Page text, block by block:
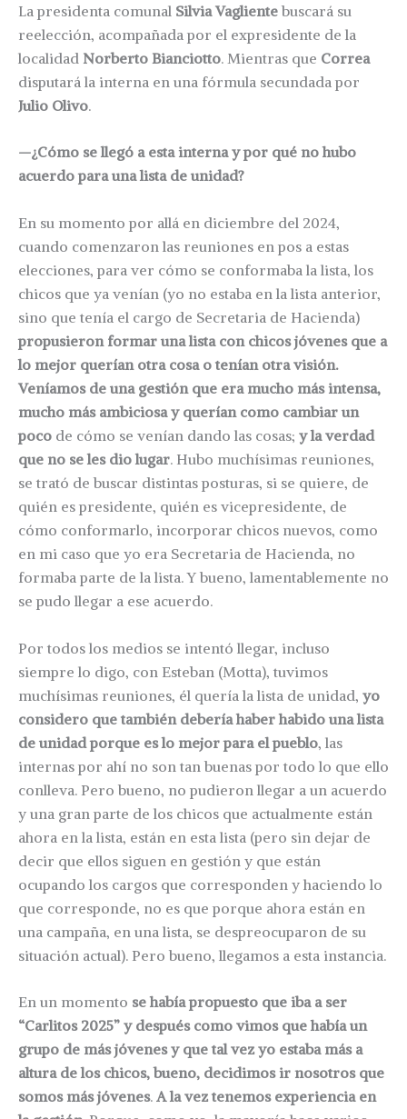
La presidenta comunal Silvia Vagliente buscará su
reelección, acompañada por el expresidente de la
localidad Norberto Bianciotto. Mientras que Correa
disputará la interna en una fórmula secundada por
Julio Olivo.
—¿Cómo se llegó a esta interna y por qué no hubo
acuerdo para una lista de unidad?
En su momento por allá en diciembre del 2024,
cuando comenzaron las reuniones en pos a estas
elecciones, para ver cómo se conformaba la lista, los
chicos que ya venían (yo no estaba en la lista anterior,
sino que tenía el cargo de Secretaria de Hacienda)
propusieron formar una lista con chicos jóvenes que a
lo mejor querían otra cosa o tenían otra visión.
Veníamos de una gestión que era mucho más intensa,
mucho más ambiciosa y querían como cambiar un
poco de cómo se venían dando las cosas; y la verdad
que no se les dio lugar. Hubo muchísimas reuniones,
se trató de buscar distintas posturas, si se quiere, de
quién es presidente, quién es vicepresidente, de
cómo conformarlo, incorporar chicos nuevos, como
en mi caso que yo era Secretaria de Hacienda, no
formaba parte de la lista. Y bueno, lamentablemente no
se pudo llegar a ese acuerdo.
Por todos los medios se intentó llegar, incluso
siempre lo digo, con Esteban (Motta), tuvimos
muchísimas reuniones, él quería la lista de unidad, yo
considero que también debería haber habido una lista
de unidad porque es lo mejor para el pueblo, las
internas por ahí no son tan buenas por todo lo que ello
conlleva. Pero bueno, no pudieron llegar a un acuerdo
y una gran parte de los chicos que actualmente están
ahora en la lista, están en esta lista (pero sin dejar de
decir que ellos siguen en gestión y que están
ocupando los cargos que corresponden y haciendo lo
que corresponde, no es que porque ahora están en
una campaña, en una lista, se despreocuparon de su
situación actual). Pero bueno, llegamos a esta instancia.
En un momento se había propuesto que iba a ser
“Carlitos 2025” y después como vimos que había un
grupo de más jóvenes y que tal vez yo estaba más a
altura de los chicos, bueno, decidimos ir nosotros que
somos más jóvenes. A la vez tenemos experiencia en